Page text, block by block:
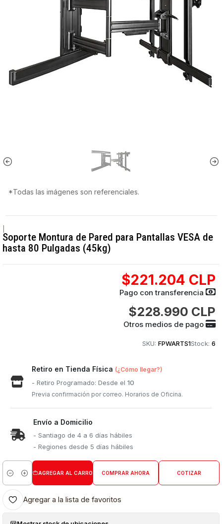
*Todas las imágenes son referenciales.
Soporte Montura de Pared para Pantallas VESA de
hasta 80 Pulgadas (45kg)
$221.204 CLP
Pago con transferencia
$228.990 CLP
Otros medios de pago
SKU: FPWARTS1Stock: 6
Retiro en Tienda Física (¿Cómo llegar?)
- Retiro Programado: Desde el10
Previa confirmación por correo. Horarios de Oficina.
Envío a Domicilio
- Santiago de 4 a 6 días hábiles
- Regiones desde 5 días hábiles
Cantidad
AGREGAR AL CARRO COMPRAR AHORA COTIZAR
Agregar a la lista de favoritos